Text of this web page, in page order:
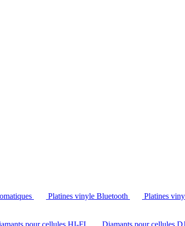
Platines vinyle Bluetooth
Platines
pour cellules HI-FI
Diamants pour cellules